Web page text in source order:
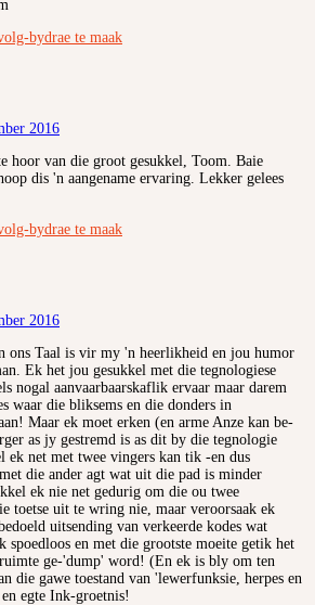
bydrae te maak
2016
hoor van die groot gesukkel, Toom. Baie
dis 'n aangename ervaring. Lekker gelees
bydrae te maak
2016
ons Taal is vir my 'n heerlikheid en jou humor
Ek het jou gesukkel met die tegnologiese
nogal aanvaarbaarskaflik ervaar maar darem
waar die bliksems en die donders in
Maar ek moet erken (en arme Anze kan be-
as jy gestremd is as dit by die tegnologie
ek net met twee vingers kan tik -en dus
die ander agt wat uit die pad is minder
ek nie net gedurig om die ou twee
toetse uit te wring nie, maar veroorsaak ek
uitsending van verkeerde kodes wat
spoedloos en met die grootste moeite getik het
ge-'dump' word! (En ek is bly om ten
die gawe toestand van 'lewerfunksie, herpes en
egte Ink-groetnis!